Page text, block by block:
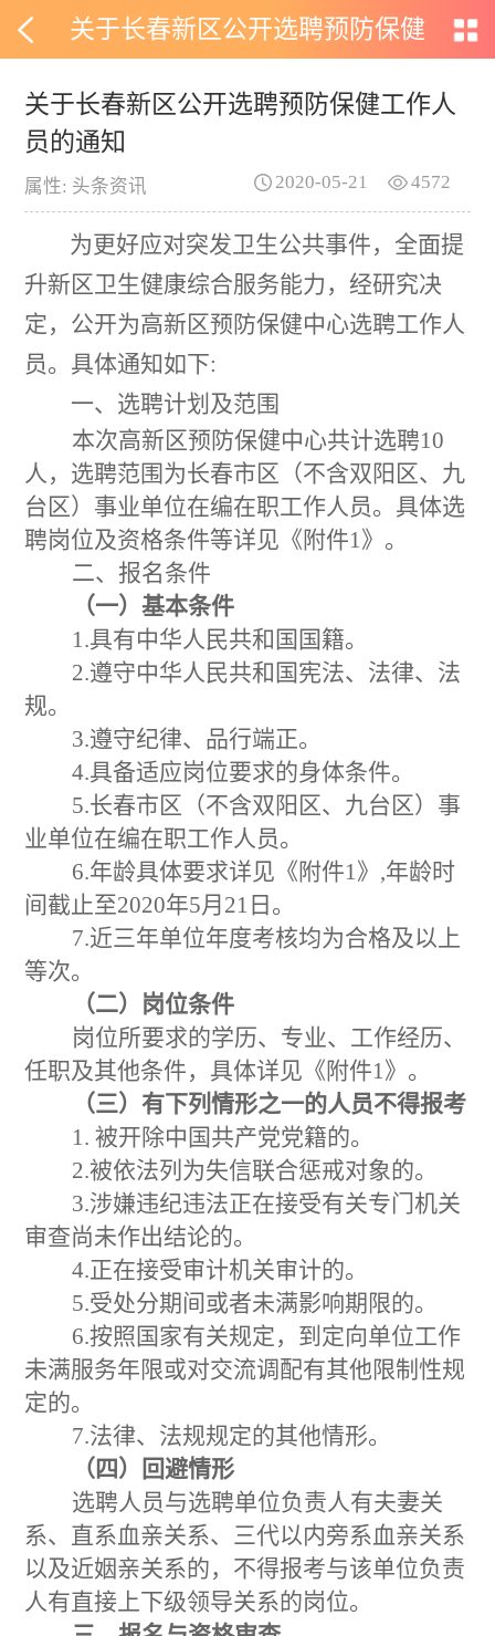
关于长春新区公开选聘预防保健
工作人员的通知
关于长春新区公开选聘预防保健工作人
员的通知
属性: 头条资讯 4572
2020-05-21
为更好应对突发卫生公共事件，全面提
升新区卫生健康综合服务能力，经研究决
定，公开为高新区预防保健中心选聘工作人
员。具体通知如下:
一、选聘计划及范围
本次高新区预防保健中心共计选聘10
人，选聘范围为长春市区（不含双阳区、九
台区）事业单位在编在职工作人员。具体选
聘岗位及资格条件等详见《附件1》。
二、报名条件
（一）基本条件
1.具有中华人民共和国国籍。
2.遵守中华人民共和国宪法、法律、法
规。
3.遵守纪律、品行端正。
4.具备适应岗位要求的身体条件。
5.长春市区（不含双阳区、九台区）事
业单位在编在职工作人员。
6.年龄具体要求详见《附件1》,年龄时
间截止至2020年5月21日。
7.近三年单位年度考核均为合格及以上
等次。
（二）岗位条件
岗位所要求的学历、专业、工作经历、
任职及其他条件，具体详见《附件1》。
（三）有下列情形之一的人员不得报考
1. 被开除中国共产党党籍的。
2.被依法列为失信联合惩戒对象的。
3.涉嫌违纪违法正在接受有关专门机关
审查尚未作出结论的。
4.正在接受审计机关审计的。
5.受处分期间或者未满影响期限的。
6.按照国家有关规定，到定向单位工作
未满服务年限或对交流调配有其他限制性规
定的。
7.法律、法规规定的其他情形。
（四）回避情形
选聘人员与选聘单位负责人有夫妻关
系、直系血亲关系、三代以内旁系血亲关系
以及近姻亲关系的，不得报考与该单位负责
人有直接上下级领导关系的岗位。